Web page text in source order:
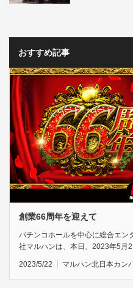
おすすめ記事
創業66周年を迎えて
パチンコホールを中心に総合エン
社マルハンは、本日、2023年5月
2023/5/22 マルハン北日本カン